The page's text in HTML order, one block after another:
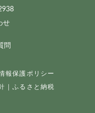
せ
問
報保護ポリシー
｜ふるさと納税